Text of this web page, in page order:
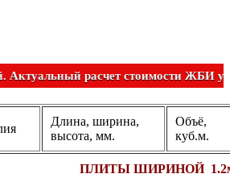
офертой. Актуальный расчет
Длина, ширина,
высота, мм.
Объё,
куб.м.
ПЛИТЫ ШИРИНОЙ